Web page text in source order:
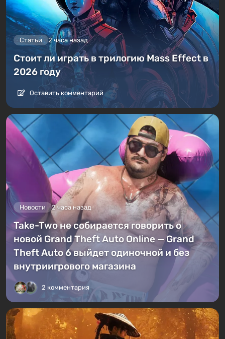
Статьи 2 часа назад
Стоит ли играть в трилогию Mass Effect в
2026 году
Оставить комментарий
Новости 2 часа назад
Take-Two не собирается говорить о
новой Grand Theft Auto Online — Grand
Theft Auto 6 выйдет одиночной и без
внутриигрового магазина
2 комментария